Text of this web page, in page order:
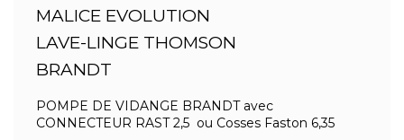
MALICE EVOLUTION
LAVE-LINGE THOMSON
BRANDT
POMPE DE VIDANGE BRANDT avec
CONNECTEUR RAST 2,5 ou Cosses Faston 6,35